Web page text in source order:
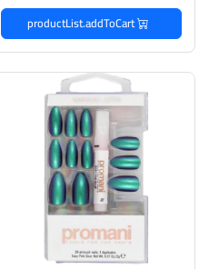
productList.addToCart